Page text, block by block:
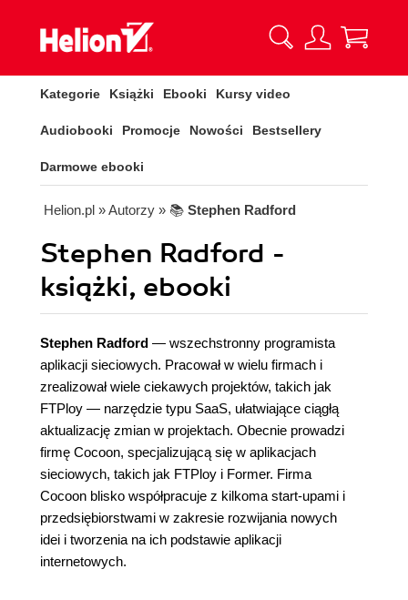
Kategorie Książki Ebooki Kursy video
Audiobooki Promocje Nowości Bestsellery
Darmowe ebooki
Helion.pl » Autorzy » 📚 Stephen Radford
Stephen Radford -
książki, ebooki
Stephen Radford — wszechstronny programista
aplikacji sieciowych. Pracował w wielu firmach i
zrealizował wiele ciekawych projektów, takich jak
FTPloy — narzędzie typu SaaS, ułatwiające ciągłą
aktualizację zmian w projektach. Obecnie prowadzi
firmę Cocoon, specjalizującą się w aplikacjach
sieciowych, takich jak FTPloy i Former. Firma
Cocoon blisko współpracuje z kilkoma start-upami i
przedsiębiorstwami w zakresie rozwijania nowych
idei i tworzenia na ich podstawie aplikacji
internetowych.